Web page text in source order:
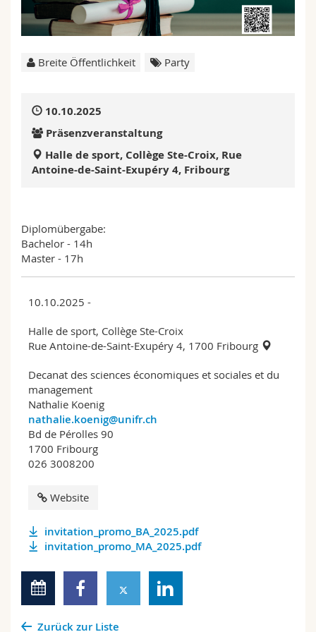
Math.-Nat. und Med. Fak.
Mitarbeitende
Webmail
Breite Öffentlichkeit Party
10.10.2025
Präsenzveranstaltung
Halle de sport, Collège Ste-Croix, Rue
Antoine-de-Saint-Exupéry 4, Fribourg
Diplomübergabe:
Bachelor - 14h
Master - 17h
10.10.2025 -
Halle de sport, Collège Ste-Croix
Rue Antoine-de-Saint-Exupéry 4, 1700 Fribourg
Decanat des sciences économiques et sociales et du
management
Nathalie Koenig
nathalie.koenig@unifr.ch
Bd de Pérolles 90
1700 Fribourg
026 3008200
Website
invitation_promo_BA_2025.pdf
invitation_promo_MA_2025.pdf
Zurück zur Liste